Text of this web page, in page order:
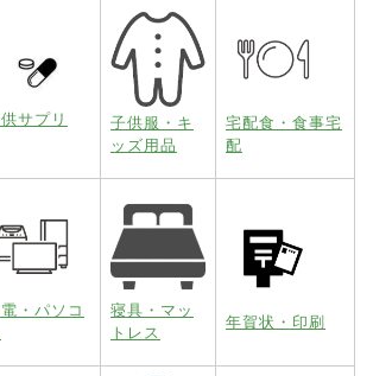
サプリ
子供服・キ
ッズ用品
宅配食・食事宅
配
・パソコ
寝具・マッ
トレス
年賀状・印刷